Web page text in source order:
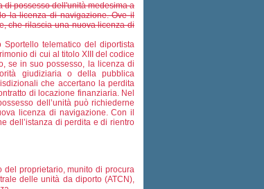
possesso dell'unità medesima a
la licenza di navigazione. Ove il
che rilascia una nuova licenza di
telematico del diportista
di cui al titolo XIII del codice
se in suo possesso, la licenza di
giudiziaria o della pubblica
che accertano la perdita
di locazione finanziaria. Nel
dell’unità può richiederne
licenza di navigazione. Con il
dell’istanza di perdita e di rientro
del proprietario, munito di procura
delle unità da diporto (ATCN),